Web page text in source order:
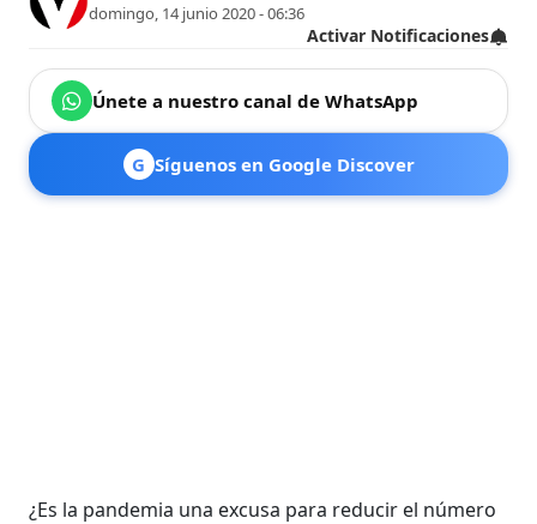
domingo, 14 junio 2020 - 06:36
Activar Notificaciones
Únete a nuestro canal de WhatsApp
G Síguenos en Google Discover
¿Es la pandemia una excusa para reducir el número